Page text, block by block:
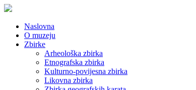
Naslovna
O muzeju
Zbirke
Arheološka zbirka
Etnografska zbirka
Kulturno-povijesna zbirka
Likovna zbirka